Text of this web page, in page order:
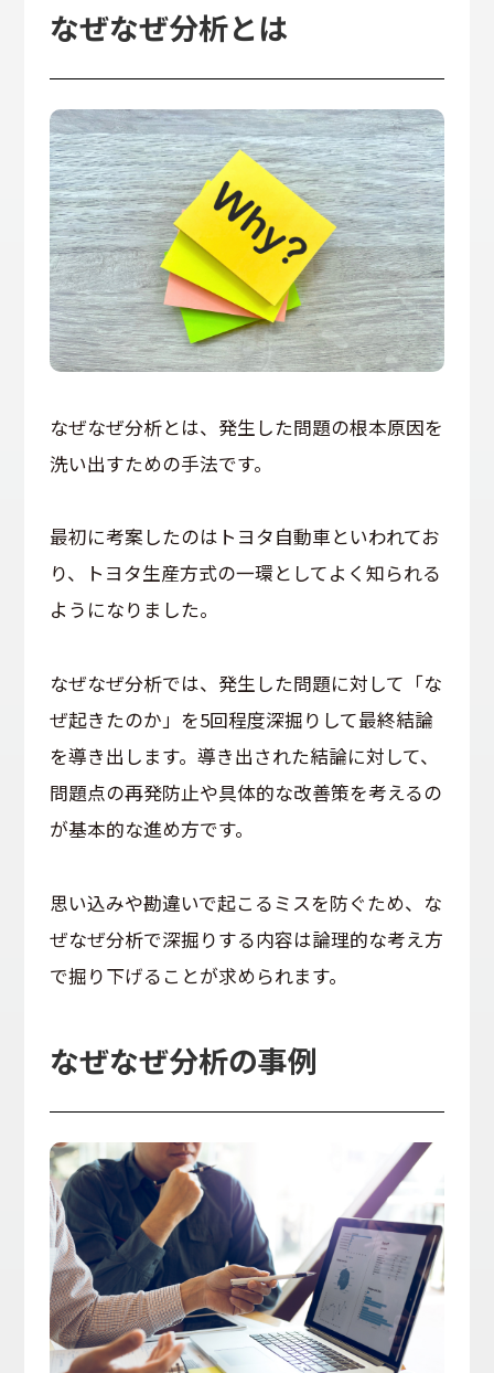
なぜなぜ分析とは
なぜなぜ分析とは、発生した問題の根本原因を
洗い出すための手法です。
最初に考案したのはトヨタ自動車といわれてお
り、トヨタ生産方式の一環としてよく知られる
ようになりました。
なぜなぜ分析では、発生した問題に対して「な
ぜ起きたのか」を5回程度深掘りして最終結論
を導き出します。導き出された結論に対して、
問題点の再発防止や具体的な改善策を考えるの
が基本的な進め方です。
思い込みや勘違いで起こるミスを防ぐため、な
ぜなぜ分析で深掘りする内容は論理的な考え方
で掘り下げることが求められます。
なぜなぜ分析の事例